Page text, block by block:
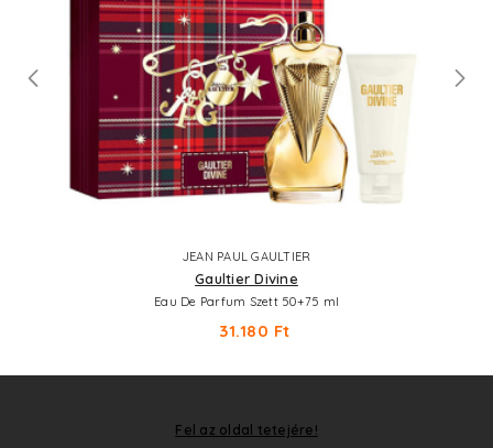
JEAN PAUL GAULTIER
Gaultier Divine
Eau De Parfum Szett 50+75 ml
31.180 Ft
Fel az oldal tetejére!